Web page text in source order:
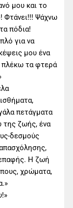
μου και το
Φτάνει!!! Ψάχνω
πόδια!
για να
μου ένα
πλέκω τα φτερά
πετάγματα
της ζωής, ένα
δεσμούς
Η ζωή
χρώματα,